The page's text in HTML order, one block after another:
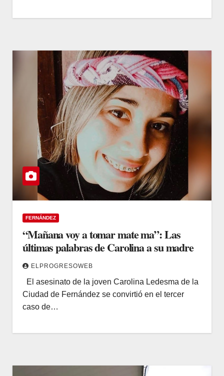
FERNÁNDEZ
“Mañana voy a tomar mate ma”: Las
últimas palabras de Carolina a su madre
ELPROGRESOWEB
El asesinato de la joven Carolina Ledesma de la
Ciudad de Fernández se convirtió en el tercer
caso de…